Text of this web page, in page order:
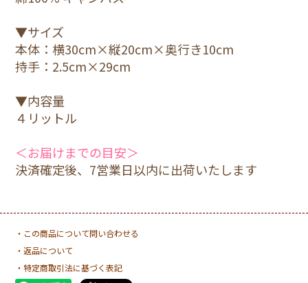
▼サイズ
本体：横30cm×縦20cm×奥行き10cm
持手：2.5cm×29cm
▼内容量
４リットル
＜お届けまでの目安＞
決済確定後、7営業日以内に出荷いたします
・この商品について問い合わせる
・返品について
・特定商取引法に基づく表記